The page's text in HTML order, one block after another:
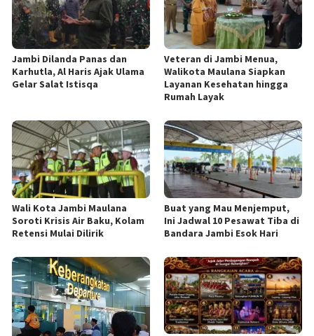
Jambi Dilanda Panas dan
Karhutla, Al Haris Ajak Ulama
Gelar Salat Istisqa
Veteran di Jambi Menua,
Walikota Maulana Siapkan
Layanan Kesehatan hingga
Rumah Layak
Wali Kota Jambi Maulana
Soroti Krisis Air Baku, Kolam
Retensi Mulai Dilirik
Buat yang Mau Menjemput,
Ini Jadwal 10 Pesawat Tiba di
Bandara Jambi Esok Hari